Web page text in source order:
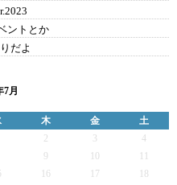
ントとか
だよ
7月
木 金
土
2 3
4
9
16 17